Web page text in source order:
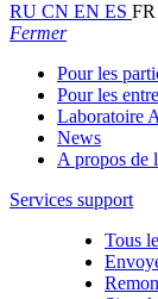
RU CN EN ES FR
Fermer
Pour les
Pour les
Laboratoire
News
A propos de
Services support
Tous